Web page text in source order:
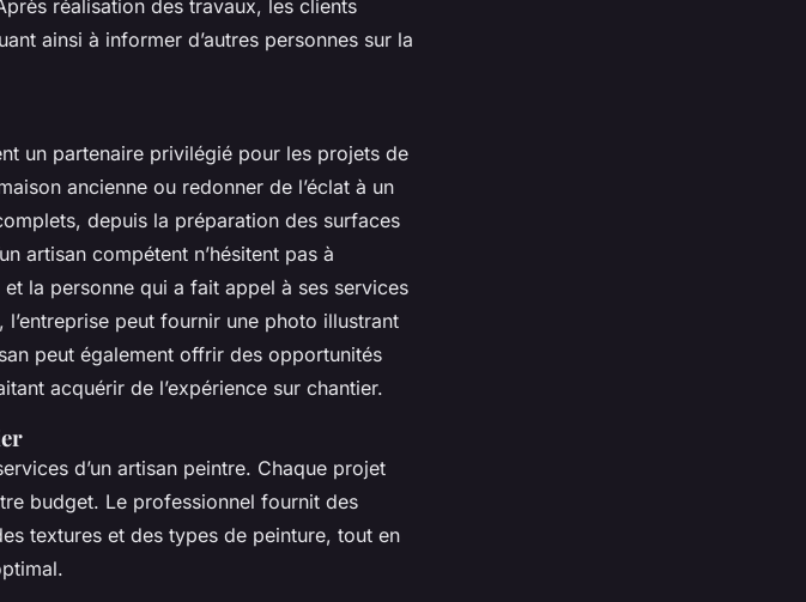
réalisation des travaux, les clients
ainsi à informer d’autres personnes sur la
un partenaire privilégié pour les projets de
ancienne ou redonner de l’éclat à un
depuis la préparation des surfaces
artisan compétent n’hésitent pas à
la personne qui a fait appel à ses services
peut fournir une photo illustrant
peut également offrir des opportunités
acquérir de l’expérience sur chantier.
d’un artisan peintre. Chaque projet
budget. Le professionnel fournit des
textures et des types de peinture, tout en